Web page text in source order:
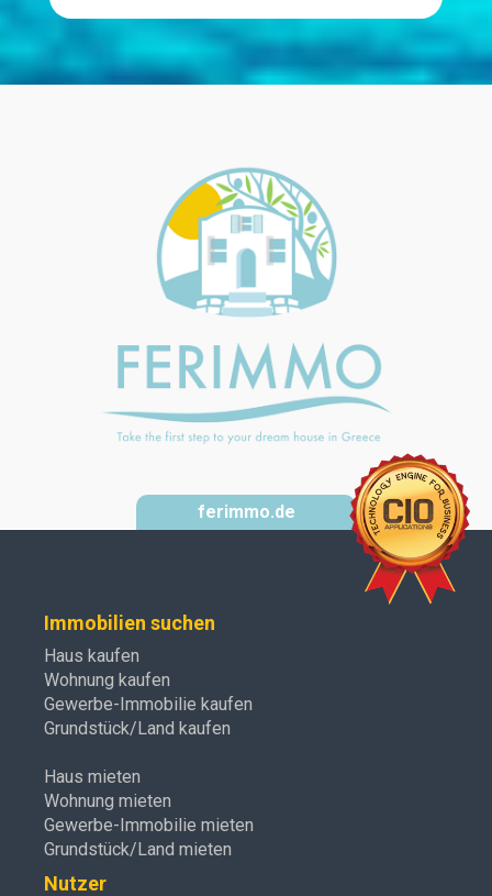
ferimmo.de
Immobilien suchen
Haus kaufen
Wohnung kaufen
Gewerbe-Immobilie kaufen
Grundstück/Land kaufen
Haus mieten
Wohnung mieten
Gewerbe-Immobilie mieten
Grundstück/Land mieten
Nutzer